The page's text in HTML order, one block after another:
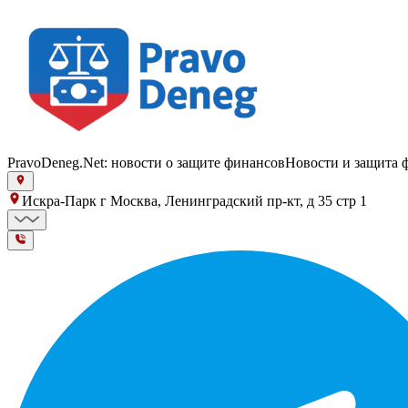
PravoDeneg.Net: новости о защите финансовНовости и защита
Искра-Парк г Москва, Ленинградский пр-кт, д 35 стр 1